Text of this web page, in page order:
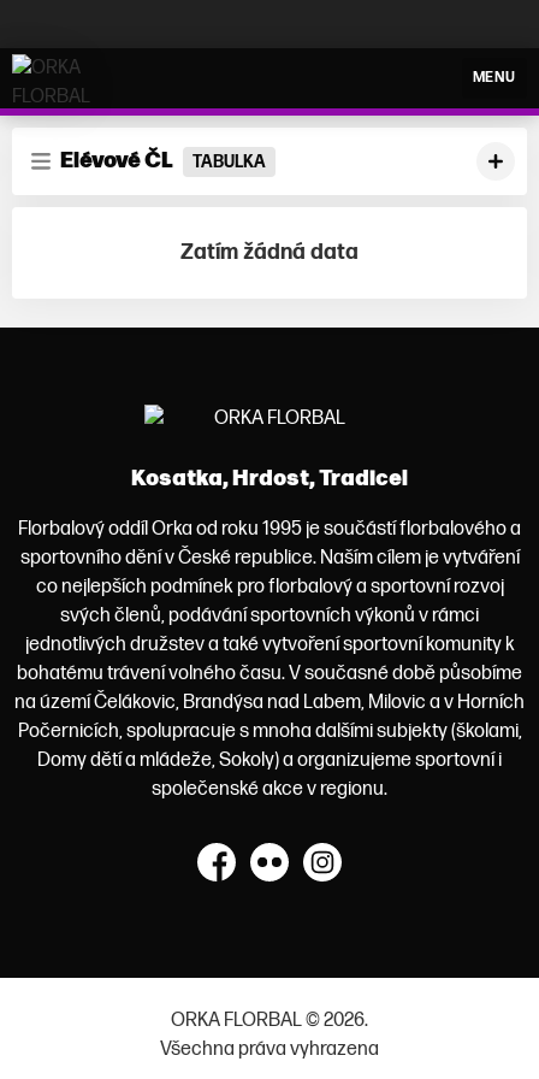
ORKA FLORBAL
MENU
Elévové ČL TABULKA
Zatím žádná data
Kosatka, Hrdost, Tradice!
Florbalový oddíl Orka od roku 1995 je součástí florbalového a
sportovního dění v České republice. Naším cílem je vytváření
co nejlepších podmínek pro florbalový a sportovní rozvoj
svých členů, podávání sportovních výkonů v rámci
jednotlivých družstev a také vytvoření sportovní komunity k
bohatému trávení volného času. V současné době působíme
na území Čelákovic, Brandýsa nad Labem, Milovic a v Horních
Počernicích, spolupracuje s mnoha dalšími subjekty (školami,
Domy dětí a mládeže, Sokoly) a organizujeme sportovní i
společenské akce v regionu.
Facebook
Flickr Instagram
ORKA FLORBAL © 2026.
Všechna práva vyhrazena